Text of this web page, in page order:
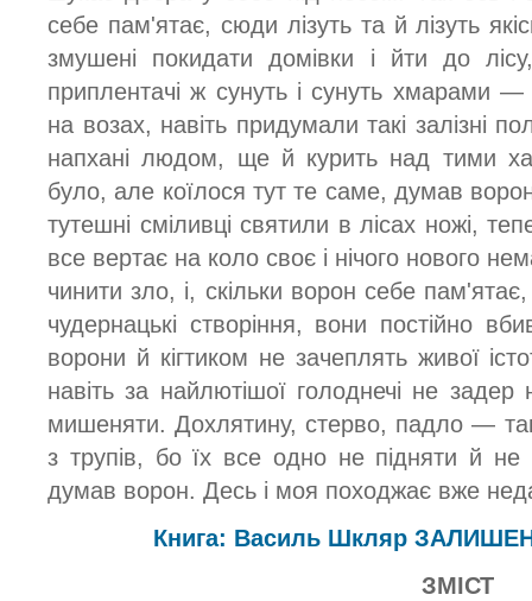
себе пам'ятає, сюди лізуть та й лізуть
змушені покидати домівки і йти до
приплентачі ж сунуть і сунуть хмарами
на возах, навіть придумали такі залізні
напхані людом, ще й курить над тими
було, але коїлося тут те саме, думав
тутешні сміливці святили в лісах ножі,
все вертає на коло своє і нічого нового
чинити зло, і, скільки ворон себе
чудернацькі створіння, вони постійно
ворони й кігтиком не зачеплять живої
навіть за найлютішої голоднечі не задер
мишеняти. Дохлятину, стерво, падло —
з трупів, бо їх все одно не підняти й
думав ворон. Десь і моя походжає вже
Книга: Василь Шкляр
ЗМІСТ